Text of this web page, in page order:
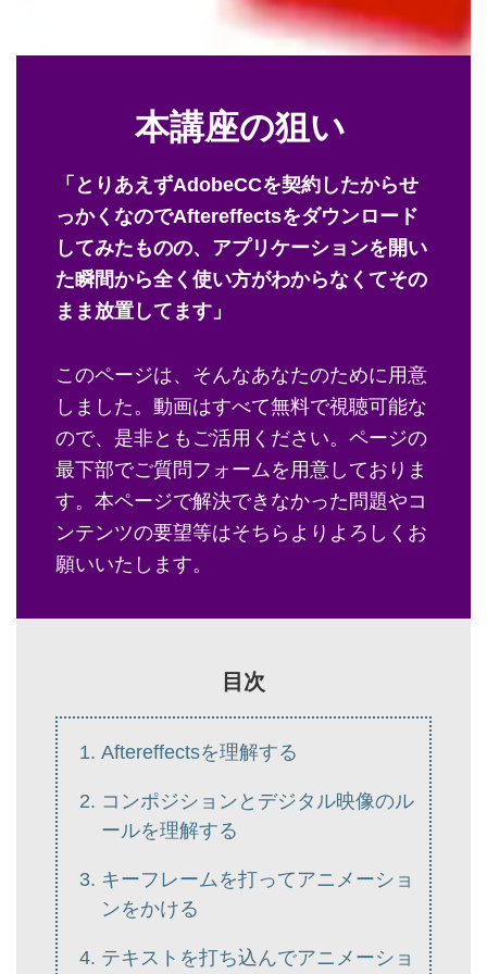
本講座の狙い
「とりあえずAdobeCCを契約したからせ
っかくなのでAftereffectsをダウンロード
してみたものの、アプリケーションを開い
た瞬間から全く使い方がわからなくてその
まま放置してます」
このページは、そんなあなたのために用意
しました。動画はすべて無料で視聴可能な
ので、是非ともご活用ください。ページの
最下部でご質問フォームを用意しておりま
す。本ページで解決できなかった問題やコ
ンテンツの要望等はそちらよりよろしくお
願いいたします。
目次
Aftereffectsを理解する
コンポジションとデジタル映像のル
ールを理解する
キーフレームを打ってアニメーショ
ンをかける
テキストを打ち込んでアニメーショ